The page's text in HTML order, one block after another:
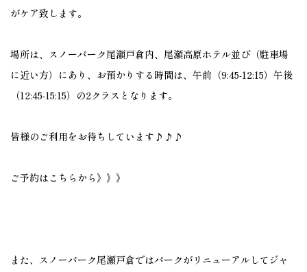
がケア致します。
場所は、スノーパーク尾瀬戸倉内、尾瀬高原ホテル並び（駐車場
に近い方）にあり、お預かりする時間は、午前（9:45-12:15）午後
（12:45-15:15）の2クラスとなります。
皆様のご利用をお待ちしています♪♪♪
ご予約はこちらから》》》
また、スノーパーク尾瀬戸倉ではパークがリニューアルしてジャ